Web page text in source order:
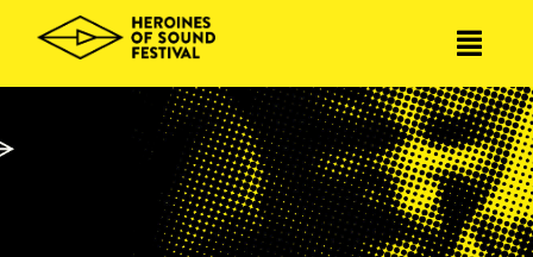
content